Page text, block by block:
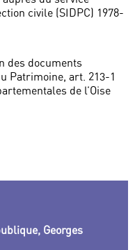
civile (SIDPC) 1978-
des documents
Patrimoine, art. 213-1
de l’Oise
Georges